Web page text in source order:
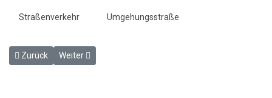
Straßenverkehr Umgehungsstraße
Vorheriger Beitrag: Anno dunnemols - Heiligenhafener Post
Zurück Nächster Beitrag: Wird die Vogelfluglinie Konkurrenz
Weiter